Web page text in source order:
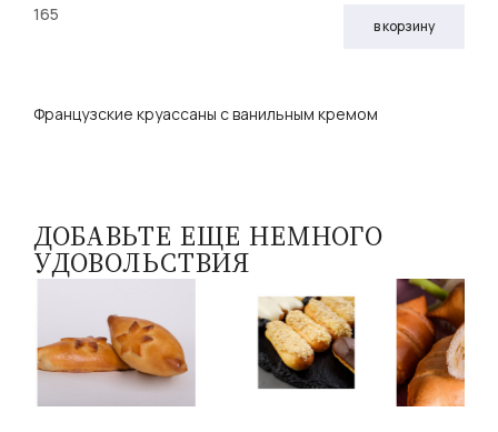
165
в корзину
Французские круассаны с ванильным кремом
ДОБАВЬТЕ ЕЩЕ НЕМНОГО
УДОВОЛЬСТВИЯ